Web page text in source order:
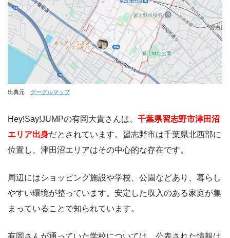
出典元 グーグルマップ
Hey!Say!JUMPの有岡大貴さんは、 千葉県習志野市津田沼
エリア出身だとされています。習志野市は千葉県北西部に
位置し、津田沼エリアはその中心的な存在です。
周辺にはショッピング施設や学校、公園などあり、暮らし
やすい環境が整っています。安定した収入のある家庭が集
まっていることで知られています。
有岡さんが通っていた学校については、公表された情報は